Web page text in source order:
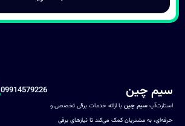
سیم چین
استارت‌آپ سیم چین با ارائه خدمات برقی تخصصی و
حرفه‌ای، به مشتریان کمک می‌کند تا نیازهای برقی
09914579226